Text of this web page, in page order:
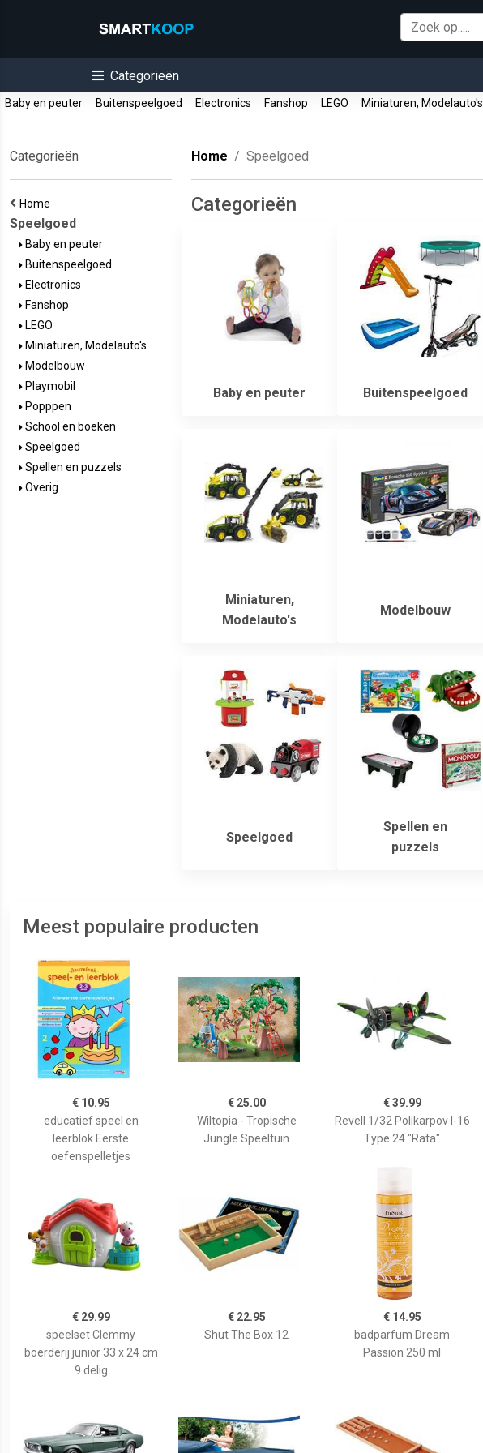
Categorieën
Baby en peuter Buitenspeelgoed Electronics Fanshop LEGO Miniaturen, Modelauto's
Categorieën
Home
Speelgoed
Baby en peuter
Buitenspeelgoed
Electronics
Fanshop
LEGO
Miniaturen, Modelauto's
Modelbouw
Playmobil
Popppen
School en boeken
Speelgoed
Spellen en puzzels
Overig
Home Speelgoed
Categorieën
Baby en peuter Buitenspeelgoed
Miniaturen,
Modelauto's
Modelbouw
Speelgoed
Spellen en
puzzels
Meest populaire producten
€ 10.95
educatief speel en
leerblok Eerste
oefenspelletjes
€ 25.00
Wiltopia - Tropische
Jungle Speeltuin
€ 39.99
Revell 1/32 Polikarpov I-16
Type 24 "Rata"
€ 29.99
speelset Clemmy
boerderij junior 33 x 24 cm
9 delig
€ 22.95
Shut The Box 12
€ 14.95
badparfum Dream
Passion 250 ml